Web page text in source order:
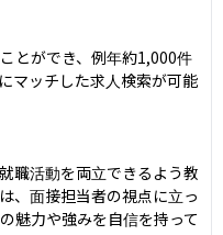
とができ、例年約1,000件
マッチした求人検索が可能
職活動を両立できるよう教
、面接担当者の視点に立っ
魅力や強みを自信を持って